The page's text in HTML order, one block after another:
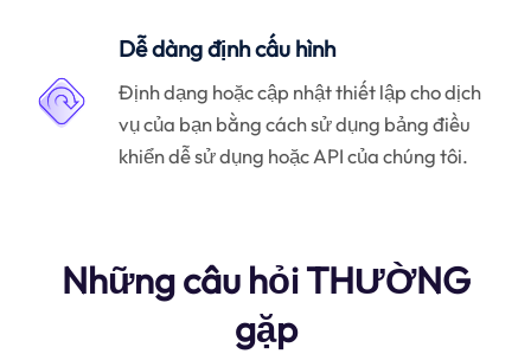
Dễ dàng định cấu hình
Định dạng hoặc cập nhật thiết lập cho dịch
vụ của bạn bằng cách sử dụng bảng điều
khiển dễ sử dụng hoặc API của chúng tôi.
Những câu hỏi THƯỜNG
gặp